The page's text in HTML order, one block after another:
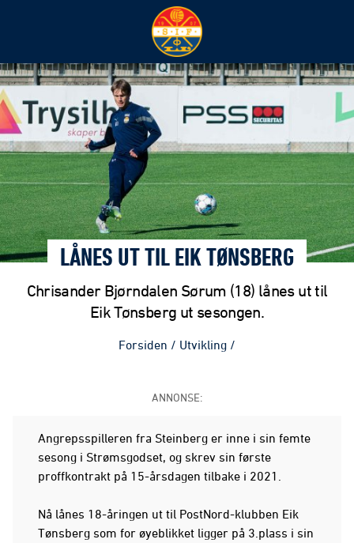
LÅNES UT TIL EIK TØNSBERG
Chrisander Bjørndalen Sørum (18) lånes ut til
Eik Tønsberg ut sesongen.
Forsiden / Utvikling /
ANNONSE:
Angrepsspilleren fra Steinberg er inne i sin femte
sesong i Strømsgodset, og skrev sin første
proffkontrakt på 15-årsdagen tilbake i 2021.
Nå lånes 18-åringen ut til PostNord-klubben Eik
Tønsberg som for øyeblikket ligger på 3.plass i sin